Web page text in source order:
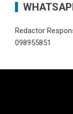
Redactor
098955851